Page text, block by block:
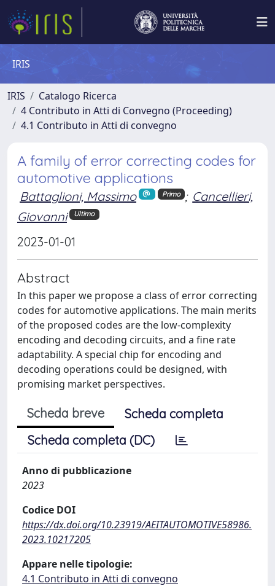
IRIS
IRIS
Catalogo Ricerca
4 Contributo in Atti di Convegno (Proceeding)
4.1 Contributo in Atti di convegno
A family of error correcting codes for
automotive applications
Battaglioni, Massimo Primo ; Cancellieri,
Giovanni
Ultimo
2023-01-01
Abstract
In this paper we propose a class of error correcting
codes for automotive applications. The main merits
of the proposed codes are the low-complexity
encoding and decoding circuits, and a fine rate
adaptability. A special chip for encoding and
decoding operations could be designed, with
promising market perspectives.
Scheda breve
Scheda completa
Scheda completa (DC)
Anno di pubblicazione
2023
Codice DOI
https://dx.doi.org/10.23919/AEITAUTOMOTIVE58986.
2023.10217205
Appare nelle tipologie:
4.1 Contributo in Atti di convegno